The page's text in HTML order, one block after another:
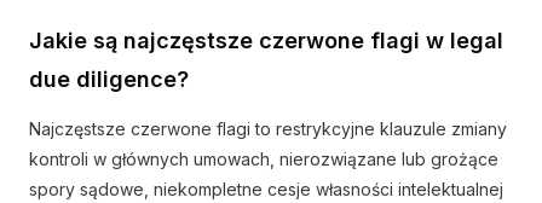
Jakie są najczęstsze czerwone flagi w legal
due diligence?
Najczęstsze czerwone flagi to restrykcyjne klauzule zmiany
kontroli w głównych umowach, nierozwiązane lub grożące
spory sądowe, niekompletne cesje własności intelektualnej